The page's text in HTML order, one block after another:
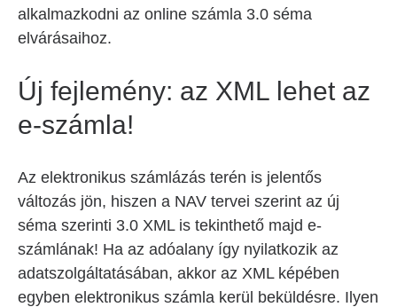
alkalmazkodni az online számla 3.0 séma
elvárásaihoz.
Új fejlemény: az XML lehet az
e-számla!
Az elektronikus számlázás terén is jelentős
változás jön, hiszen a NAV tervei szerint az új
séma szerinti 3.0 XML is tekinthető majd e-
számlának! Ha az adóalany így nyilatkozik az
adatszolgáltatásában, akkor az XML képében
egyben elektronikus számla kerül beküldésre. Ilyen